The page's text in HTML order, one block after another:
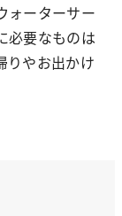
ォーターサー
必要なものは
りやお出かけ